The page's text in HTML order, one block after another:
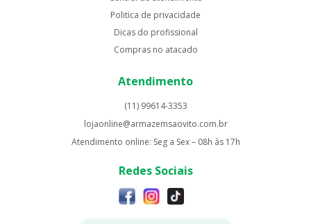
Politica de privacidade
Dicas do profissional
Compras no atacado
Atendimento
(11) 99614-3353
lojaonline@armazemsaovito.com.br
Atendimento online: Seg a Sex – 08h às 17h
Redes Sociais